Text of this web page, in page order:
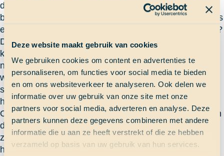
Deze website maakt gebruik van cookies
We gebruiken cookies om content en advertenties te
personaliseren, om functies voor social media te bieden
en om ons websiteverkeer te analyseren. Ook delen we
informatie over uw gebruik van onze site met onze
partners voor social media, adverteren en analyse. Deze
partners kunnen deze gegevens combineren met andere
informatie die u aan ze heeft verstrekt of die ze hebben
verzameld op basis van uw gebruik van hun services.
de dag heen werden de hele tijd de stuurmannen naar
boven geroepen om te overleggen met de kapitein. Was
er iets mis of er waren gewoon veel voorbereidingen…?
Die middag hadden we een heerlijke boord lunch,
klaargemaakt door de keukendienst. En na de lunch
nam de kapitein (van de scheepsovername) even het
woord. Iedereen had gedacht dat het begin van de
scheepsovername zou aangekondigd worden, maar
helaas was dat niet het nieuws dat ze te vertellen had.
Om naar Bermuda te gaan moesten we een hoekje aan
de westkant van Cuba om, maar als we vandaag weg
zouden gaan zouden we daar keiharde tegenwind
hebben. Daarom zou de scheepsovername een dagje